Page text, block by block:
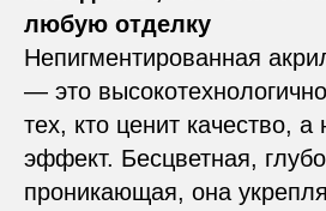
любую отделку
Непигментированная
— это
тех, кто ценит качество,
эффект. Бесцветная,
проникающая, она